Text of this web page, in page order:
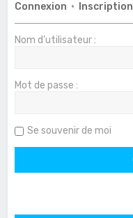
Connexion • Inscription
Nom d’utilisateur :
Mot de passe :
Se souvenir de moi